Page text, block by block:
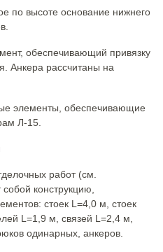
по высоте основание нижнего
обеспечивающий привязку
Анкера рассчитаны на
элементы, обеспечивающие
Л-15.
работ (см.
конструкцию,
стоек L=4,0 м, стоек
L=1,9 м, связей L=2,4 м,
одинарных, анкеров.